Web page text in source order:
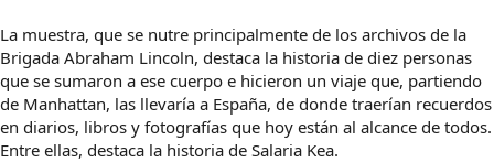
La muestra, que se nutre principalmente de los archivos de la
Brigada Abraham Lincoln, destaca la historia de diez personas
que se sumaron a ese cuerpo e hicieron un viaje que, partiendo
de Manhattan, las llevaría a España, de donde traerían recuerdos
en diarios, libros y fotografías que hoy están al alcance de todos.
Entre ellas, destaca la historia de Salaria Kea.